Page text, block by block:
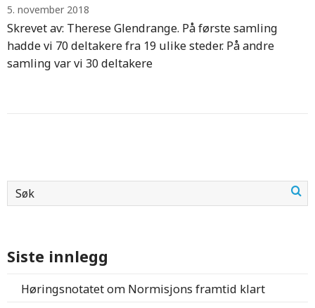
5. november 2018
Skrevet av: Therese Glendrange. På første samling
hadde vi 70 deltakere fra 19 ulike steder. På andre
samling var vi 30 deltakere
Siste innlegg
Høringsnotatet om Normisjons framtid klart